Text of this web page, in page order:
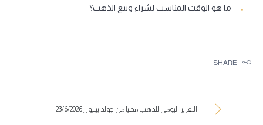
ما هو الوقت المناسب لشراء وبيع الذهب؟
SHARE
التقرير اليومي للذهب محليا من جولد بيليون23/6/2026